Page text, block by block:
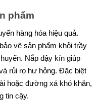
phẩm
hàng hóa hiệu quả.
vệ sản phẩm khỏi trầy
Nắp đậy kín giúp
rủi ro hư hỏng. Đặc biệt
hoặc đường xá khó khăn,
tin cậy.